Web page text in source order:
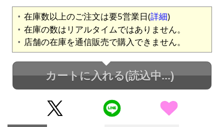
在庫数以上のご注文は要5営業日(詳細)
在庫の数はリアルタイムではありません。
店舗の在庫を通信販売で購入できません。
カートに入れる(読込中...)